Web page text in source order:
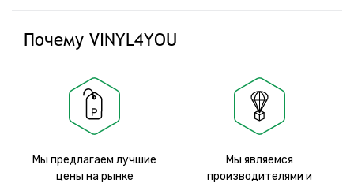
Почему VINYL4YOU
Мы предлагаем лучшие
цены на рынке
Мы являемся
производителями и